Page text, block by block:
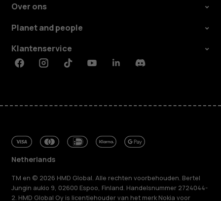
Over ons
Planet and people
Klantenservice
FacebookInstagramTiktokYoutubeLinkedinDiscord
Netherlands
TM en © 2026 HMD Global. Alle rechten voorbehouden. Bertel
Jungin aukio 9, 02600 Espoo, Finland. Handelsnummer 2724044-
2. HMD Global Oy is licentiehouder van het merk Nokia voor